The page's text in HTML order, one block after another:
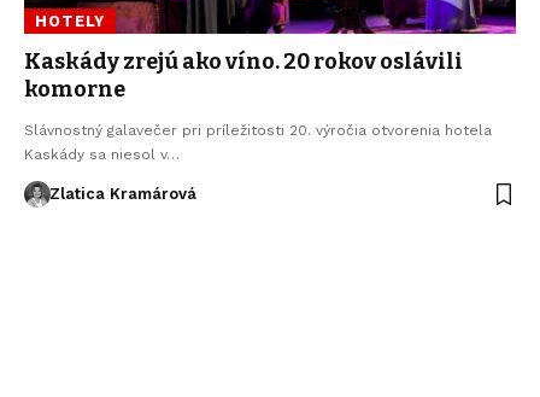
HOTELY
Kaskády zrejú ako víno. 20 rokov oslávili
komorne
Slávnostný galavečer pri príležitosti 20. výročia otvorenia hotela
Kaskády sa niesol v…
Zlatica Kramárová